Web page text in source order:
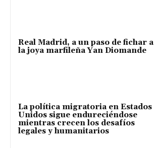
Real Madrid, a un paso de fichar a
la joya marfileña Yan Diomande
La política migratoria en Estados
Unidos sigue endureciéndose
mientras crecen los desafíos
legales y humanitarios